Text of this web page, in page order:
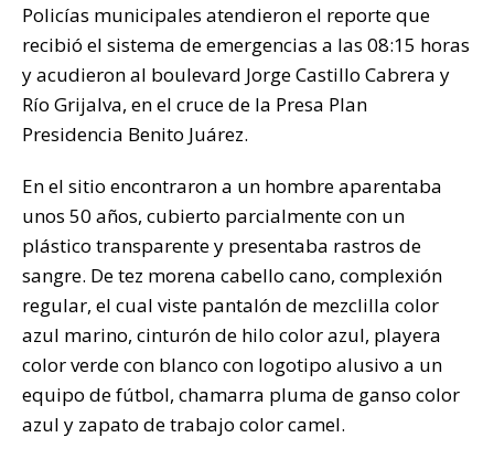
p
p
o
o
k
n
k
ti
r
Policías municipales atendieron el reporte que
recibió el sistema de emergencias a las 08:15 horas
y acudieron al boulevard Jorge Castillo Cabrera y
Río Grijalva, en el cruce de la Presa Plan
Presidencia Benito Juárez.
En el sitio encontraron a un hombre aparentaba
unos 50 años, cubierto parcialmente con un
plástico transparente y presentaba rastros de
sangre. De tez morena cabello cano, complexión
regular, el cual viste pantalón de mezclilla color
azul marino, cinturón de hilo color azul, playera
color verde con blanco con logotipo alusivo a un
equipo de fútbol, chamarra pluma de ganso color
azul y zapato de trabajo color camel.